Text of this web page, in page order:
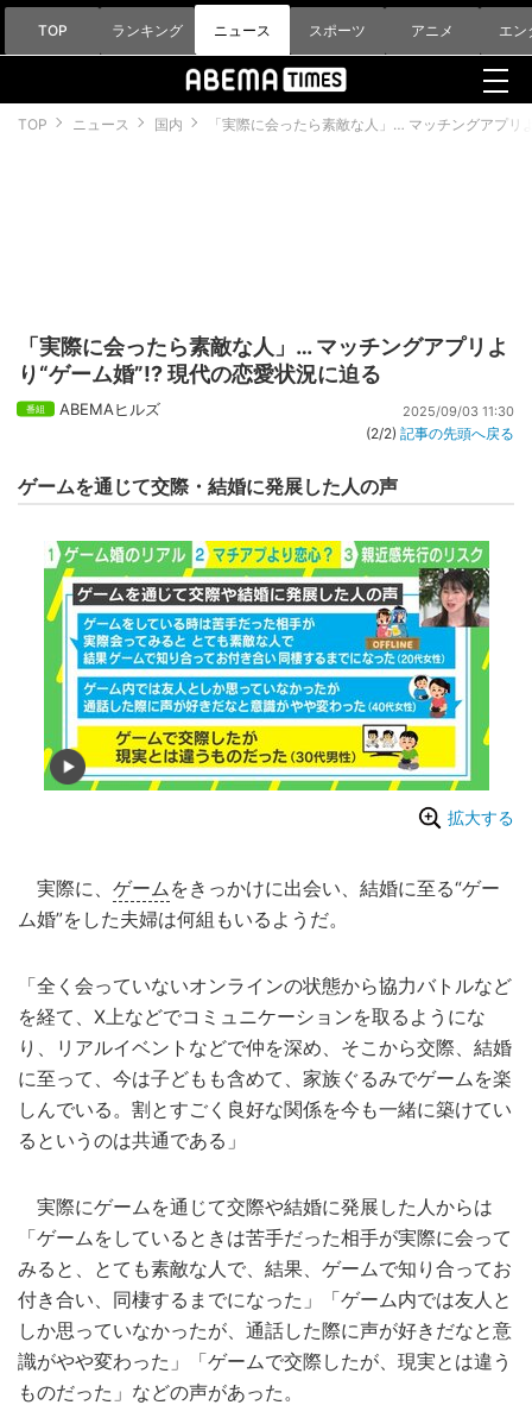
TOP ランキング ニュース スポーツ アニメ エン
TOP ニュース 国内 「実際に会ったら素敵な人」… マッチングアプリ
「実際に会ったら素敵な人」… マッチングアプリよ
り“ゲーム婚”!? 現代の恋愛状況に迫る
ABEMAヒルズ 2025/09/03 11:30
(2/2) 記事の先頭へ戻る
ゲームを通じて交際・結婚に発展した人の声
拡大する
実際に、 ゲームをきっかけに出会い、結婚に至る“ゲー
ム婚”をした夫婦は何組もいるようだ。
「全く会っていないオンラインの状態から協力バトルなど
を経て、X上などでコミュニケーションを取るようにな
り、リアルイベントなどで仲を深め、そこから交際、結婚
に至って、今は子どもも含めて、家族ぐるみでゲームを楽
しんでいる。割とすごく良好な関係を今も一緒に築けてい
るというのは共通である」
実際にゲームを通じて交際や結婚に発展した人からは
「ゲームをしているときは苦手だった相手が実際に会って
みると、とても素敵な人で、結果、ゲームで知り合ってお
付き合い、同棲するまでになった」「ゲーム内では友人と
しか思っていなかったが、通話した際に声が好きだなと意
識がやや変わった」「ゲームで交際したが、現実とは違う
ものだった」などの声があった。